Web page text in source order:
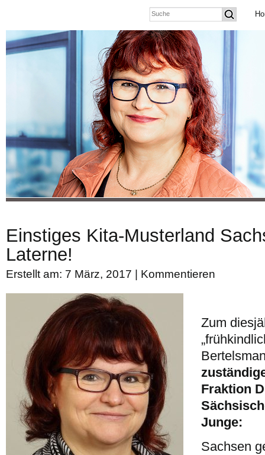
Einstiges Kita-Musterland
Laterne!
Erstellt am: 7 März, 2017 | Kommentieren
Zum
Fraktion
Junge:
Sachsen